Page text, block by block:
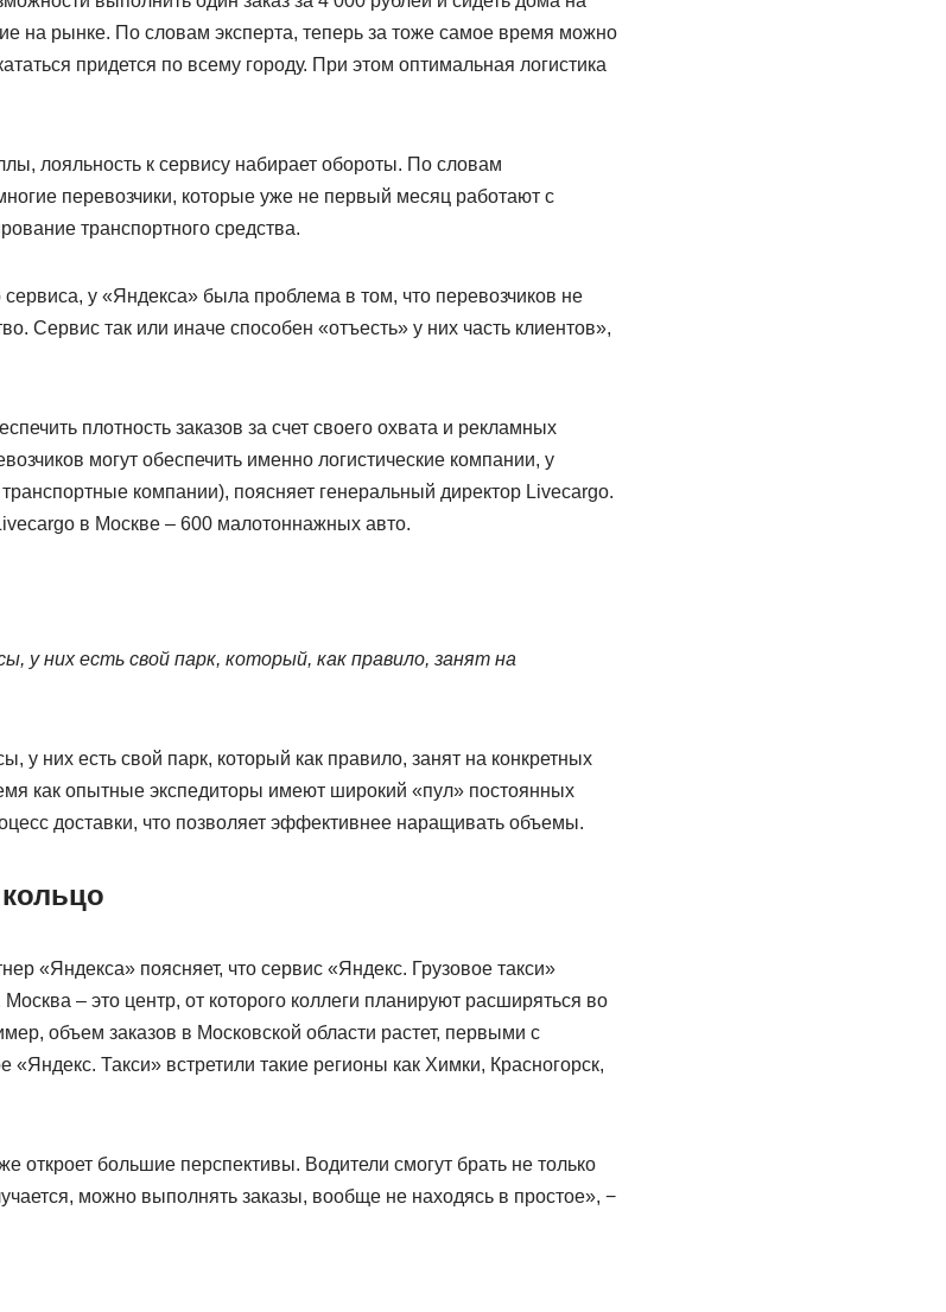
на рынке. По словам эксперта, теперь за тоже самое время можно
придется по всему городу. При этом оптимальная логистика
лояльность к сервису набирает обороты. По словам
перевозчики, которые уже не первый месяц работают с
транспортного средства.
сервиса, у «Яндекса» была проблема в том, что перевозчиков не
Сервис так или иначе способен «отъесть» у них часть клиентов»,
плотность заказов за счет своего охвата и рекламных
могут обеспечить именно логистические компании, у
компании), поясняет генеральный директор Livecargo.
в Москве – 600 малотоннажных авто.
у них есть свой парк, который, как правило, занят на
у них есть свой парк, который как правило, занят на конкретных
как опытные экспедиторы имеют широкий «пул» постоянных
доставки, что позволяет эффективнее наращивать объемы.
«Яндекса» поясняет, что сервис «Яндекс. Грузовое такси»
– это центр, от которого коллеги планируют расширяться во
объем заказов в Московской области растет, первыми с
«Яндекс. Такси» встретили такие регионы как Химки, Красногорск,
откроет большие перспективы. Водители смогут брать не только
можно выполнять заказы, вообще не находясь в простое», −